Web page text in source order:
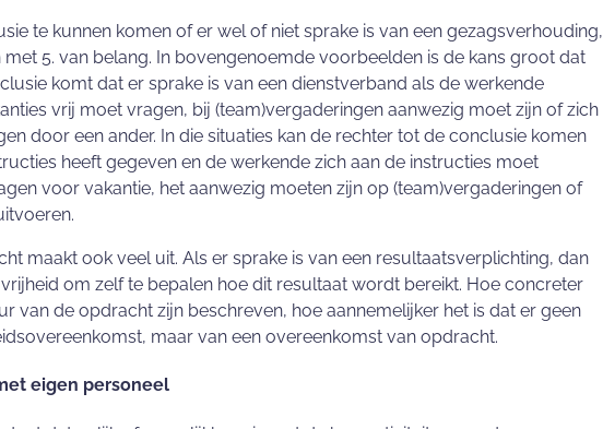
te kunnen komen of er wel of niet sprake is van een gezagsverhouding,
met 5. van belang. In bovengenoemde voorbeelden is de kans groot dat
komt dat er sprake is van een dienstverband als de werkende
vrij moet vragen, bij (team)vergaderingen aanwezig moet zijn of zich
door een ander. In die situaties kan de rechter tot de conclusie komen
heeft gegeven en de werkende zich aan de instructies moet
voor vakantie, het aanwezig moeten zijn op (team)vergaderingen of
maakt ook veel uit. Als er sprake is van een resultaatsverplichting, dan
om zelf te bepalen hoe dit resultaat wordt bereikt. Hoe concreter
van de opdracht zijn beschreven, hoe aannemelijker het is dat er geen
maar van een overeenkomst van opdracht.
eigen personeel